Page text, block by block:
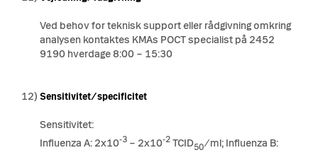
Ved behov for teknisk support eller rådgivning omkring
analysen kontaktes KMAs POCT specialist på 2452
9190 hverdage 8:00 – 15:30
12) Sensitivitet/specificitet
Sensitivitet:
Influenza A: 2x10-3 – 2x10-2 TCID50/ml; Influenza B: